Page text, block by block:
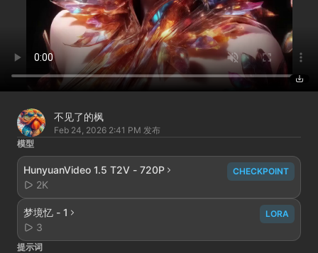
不见了的枫
Feb 24, 2026 2:41 PM 发布
模型
HunyuanVideo 1.5 T2V - 720P
2K
CHECKPOINT
梦境忆 - 1
3
LORA
提示词